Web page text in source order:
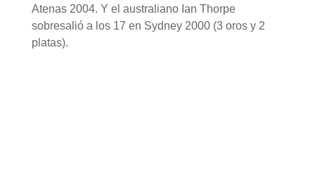
Atenas 2004. Y el australiano Ian Thorpe
sobresalió a los 17 en Sydney 2000 (3 oros y 2
platas).